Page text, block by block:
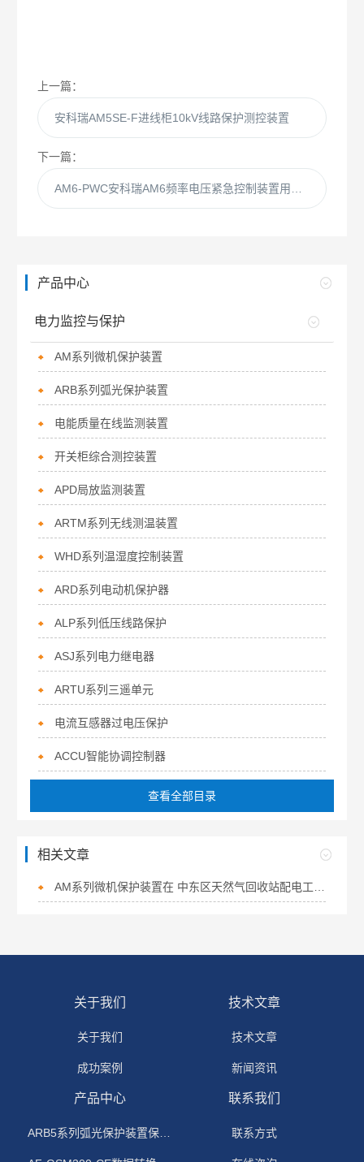
上一篇：
安科瑞AM5SE-F进线柜10kV线路保护测控装置
下一篇：
产品中心
电力监控与保护
AM系列微机保护装置
ARB系列弧光保护装置
电能质量在线监测装置
开关柜综合测控装置
APD局放监测装置
ARTM系列无线测温装置
WHD系列温湿度控制装置
ARD系列电动机保护器
ALP系列低压线路保护
ASJ系列电力继电器
ARTU系列三遥单元
电流互感器过电压保护
ACCU智能协调控制器
查看全部目录
相关文章
关于我们
关于我们
成功案例
技术文章
技术文章
新闻资讯
产品中心
ARB5系列弧光保护装置保护功能原理
联系我们
联系方式